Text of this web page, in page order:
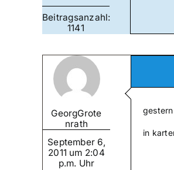
Beitragsanzahl:
1141
GeorgGrote
nrath
September 6,
2011 um 2:04
p.m. Uhr
in